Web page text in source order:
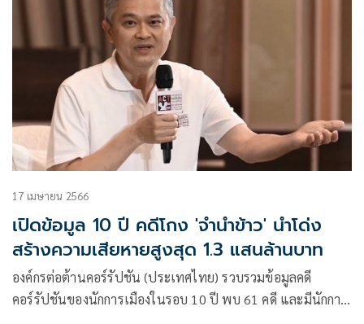
ไม่เหมาะสมกับกาลยุคสมัย
17 เมษายน 2566
เปิดข้อมูล 10 ปี คดีโกง 'จำนำข้าว' นำโด่ง
สร้างความเสียหายสูงสุด 1.3 แสนล้านบาท
องค์กรต่อต้านคอร์รัปชัน (ประเทศไทย) รวบรวมข้อมูลคดี
คอร์รัปชันของนักการเมืองในรอบ 10 ปี พบ 61 คดี และมีนักการ